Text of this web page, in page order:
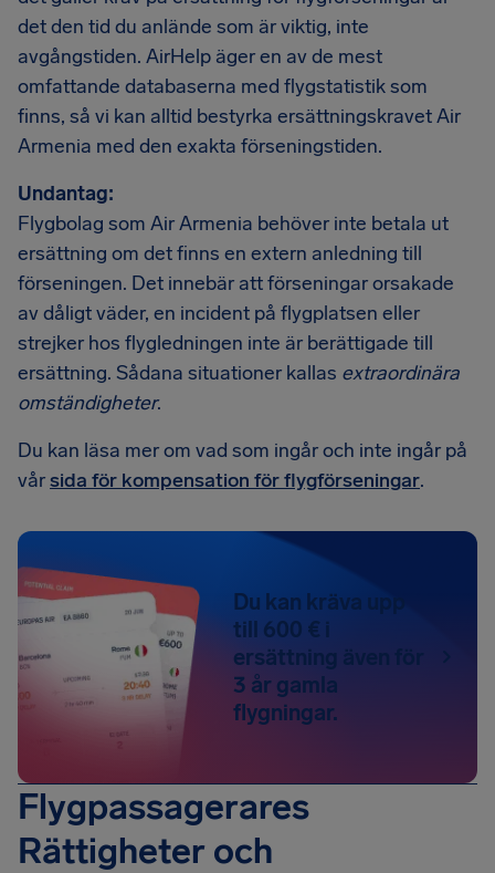
det den tid du anlände som är viktig, inte
avgångstiden. AirHelp äger en av de mest
omfattande databaserna med flygstatistik som
finns, så vi kan alltid bestyrka ersättningskravet Air
Armenia med den exakta förseningstiden.
Undantag:
Flygbolag som Air Armenia behöver inte betala ut
ersättning om det finns en extern anledning till
förseningen. Det innebär att förseningar orsakade
av dåligt väder, en incident på flygplatsen eller
strejker hos flygledningen inte är berättigade till
ersättning. Sådana situationer kallas extraordinära
omständigheter.
Du kan läsa mer om vad som ingår och inte ingår på
vårsida för kompensation för flygförseningar.
Du kan kräva upp
till 600 € i
ersättning även för
3 år gamla
flygningar.
Flygpassagerares
Rättigheter och